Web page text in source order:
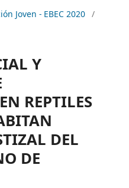
Joven - EBEC 2020 /
Y
REPTILES
DEL
DE